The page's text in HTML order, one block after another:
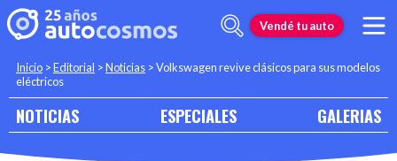
Vendé tu auto
Inicio >Editorial >Noticias >Volkswagen revive clásicos para sus modelos
eléctricos
NOTICIAS ESPECIALES GALERIAS